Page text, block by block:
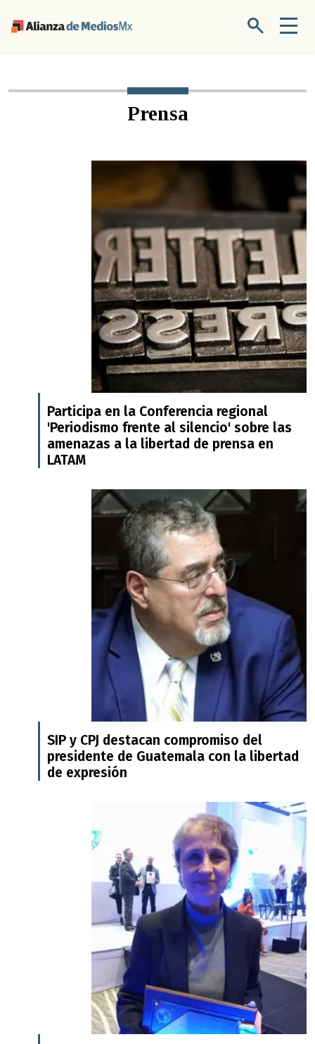
Prensa
Participa en la Conferencia regional
'Periodismo frente al silencio' sobre las
amenazas a la libertad de prensa en
LATAM
SIP y CPJ destacan compromiso del
presidente de Guatemala con la libertad
de expresión